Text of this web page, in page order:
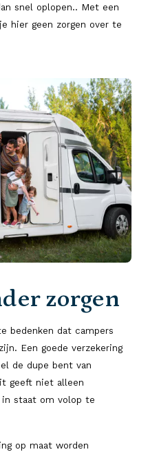
snel oplopen.. Met een
hier geen zorgen over te
zorgen
bedenken dat campers
Een goede verzekering
de dupe bent van
geeft niet alleen
staat om volop te
op maat worden